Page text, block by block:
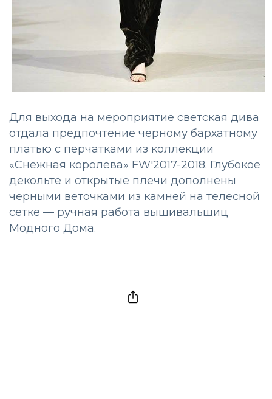
Для выхода на мероприятие светская дива
отдала предпочтение черному бархатному
платью с перчатками из коллекции
«Снежная королева» FW'2017-2018. Глубокое
декольте и открытые плечи дополнены
черными веточками из камней на телесной
сетке — ручная работа вышивальщиц
Модного Дома.